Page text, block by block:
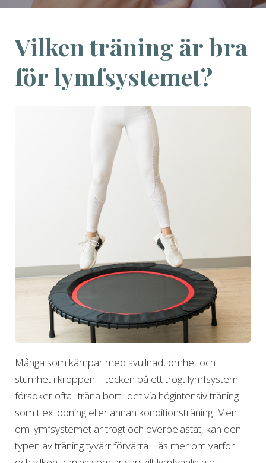
Vilken träning är bra
för lymfsystemet?
Många som kämpar med svullnad, ömhet och
stumhet i kroppen – tecken på ett trögt lymfsystem –
försöker ofta "träna bort" det via högintensiv träning
som t ex löpning eller annan konditionsträning. Men
om lymfsystemet är trögt och överbelastat, kan den
typen av träning tyvärr förvärra. Läs mer om varför